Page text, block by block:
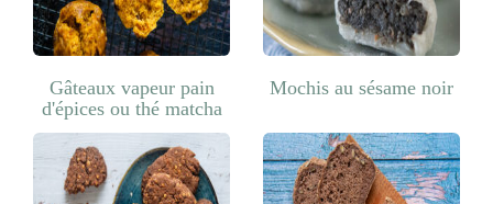
Gâteaux vapeur pain
d'épices ou thé matcha
Mochis au sésame noir